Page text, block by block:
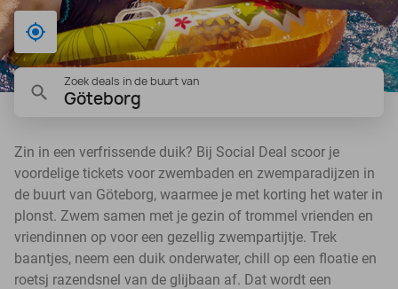
Bij mij in de buurt
Zoek deals in de buurt van
Göteborg
Zin in een verfrissende duik? Bij Social Deal scoor je
voordelige tickets voor zwembaden en zwemparadijzen in
de buurt van Göteborg, waarmee je met korting het water in
plonst. Zwem samen met je gezin of trommel vrienden en
vriendinnen op voor een gezellig zwempartijtje. Trek
baantjes, neem een duik onderwater, chill op een floatie en
roetsj razendsnel van de glijbaan af. Dat wordt een